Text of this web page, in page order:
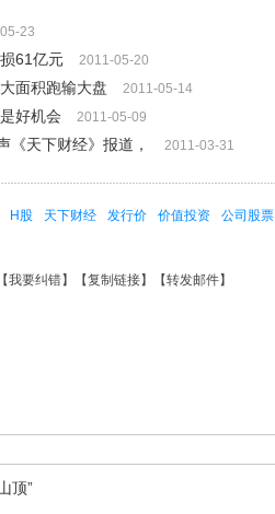
23
61亿元 2011-05-20
面积跑输大盘 2011-05-14
好机会 2011-05-09
《天下财经》报道， 2011-03-31
H股 天下财经 发行价 价值投资 公司股票
我要纠错】【复制链接】【转发邮件】
顶”